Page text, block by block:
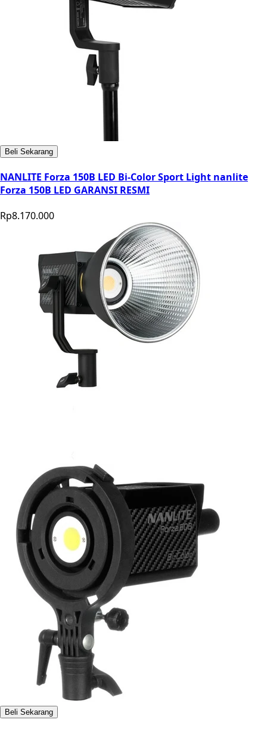
Beli Sekarang
NANLITE Forza 150B LED Bi-Color Sport Light nanlite
Forza 150B LED GARANSI RESMI
Rp8.170.000
Beli Sekarang